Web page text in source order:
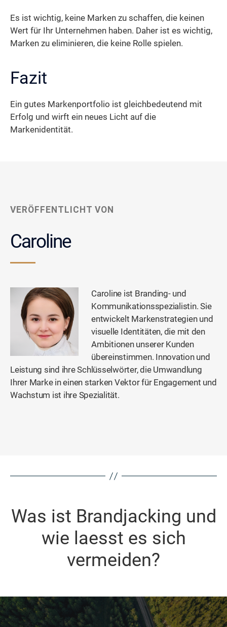
Es ist wichtig, keine Marken zu schaffen, die keinen
Wert für Ihr Unternehmen haben. Daher ist es wichtig,
Marken zu eliminieren, die keine Rolle spielen.
Fazit
Ein gutes Markenportfolio ist gleichbedeutend mit
Erfolg und wirft ein neues Licht auf die
Markenidentität.
VERÖFFENTLICHT VON
Caroline
Caroline ist Branding- und
Kommunikationsspezialistin. Sie
entwickelt Markenstrategien und
visuelle Identitäten, die mit den
Ambitionen unserer Kunden
übereinstimmen. Innovation und
Leistung sind ihre Schlüsselwörter, die Umwandlung
Ihrer Marke in einen starken Vektor für Engagement und
Wachstum ist ihre Spezialität.
Was ist Brandjacking und
wie laesst es sich
vermeiden?